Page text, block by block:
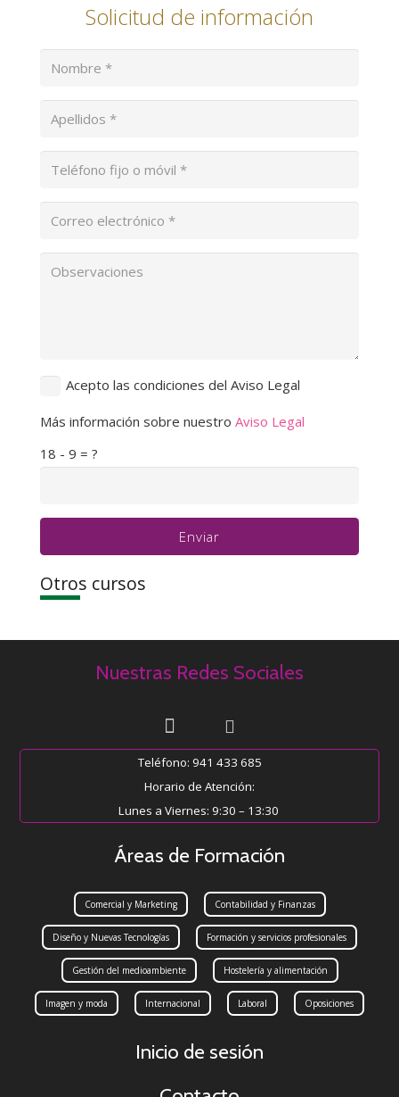
COMERCIOSSolicitud de información
Acepto las condiciones del Aviso Legal
Más información sobre nuestro Aviso Legal
18 - 9 = ?
Enviar
Otros cursos
Nuestras Redes Sociales
Teléfono: 941 433 685
Horario de Atención:
Lunes a Viernes: 9:30 – 13:30
Áreas de Formación
Comercial y Marketing Contabilidad y Finanzas
Diseño y Nuevas Tecnologías Formación y servicios profesionales
Gestión del medioambiente Hostelería y alimentación
Imagen y moda Internacional Laboral Oposiciones
Inicio de sesión